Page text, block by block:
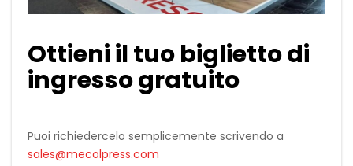
Ottieni il tuo biglietto di
ingresso gratuito
Puoi richiedercelo semplicemente scrivendo a
sales@mecolpress.com